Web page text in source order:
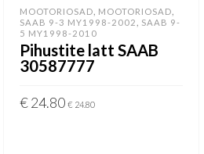
MOOTORIOSAD, MOOTORIOSAD,
SAAB 9-3 MY1998-2002 , SAAB 9-
5 MY1998-2010
Pihustite latt SAAB
30587777
€24.80 € 24.80